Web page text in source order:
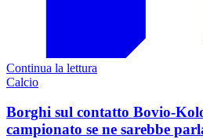
Continua la lettura
Calcio
Borghi sul contatto Bovio-
campionato se ne sarebbe